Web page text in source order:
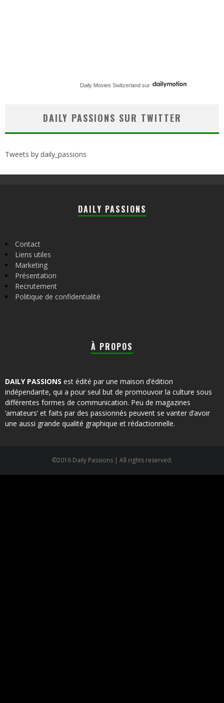
Daily Movies Switzerland sur
DAILY PASSIONS SUR TWITTER
Tweets by daily_passions
DAILY PASSIONS
Contact
Liens utiles
Marketing
Présentation
Recrutement
Politique de confidentialité
À PROPOS
DAILY PASSIONS est édité par une maison d’édition
indépendante, qui a pour seul but de promouvoir la culture sous
différentes formes de communication. Peu de magazines
‘amateurs’ et faits par des passionnés peuvent se vanter d’avoir
une aussi grande qualité graphique et rédactionnelle.
©2016 Daily Passions | All rights reserved.